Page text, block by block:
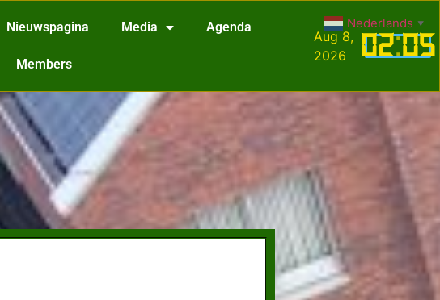
Nieuwspagina Media Agenda
Members
02:05
Aug 8,
2026
Nederlands ▼